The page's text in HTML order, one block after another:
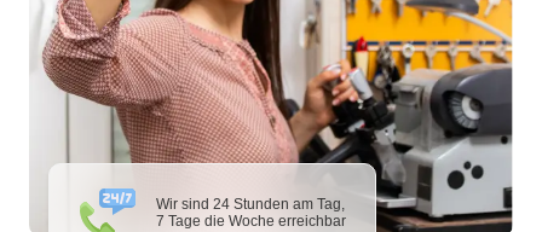
Wir sind 24 Stunden am Tag,
7 Tage die Woche erreichbar